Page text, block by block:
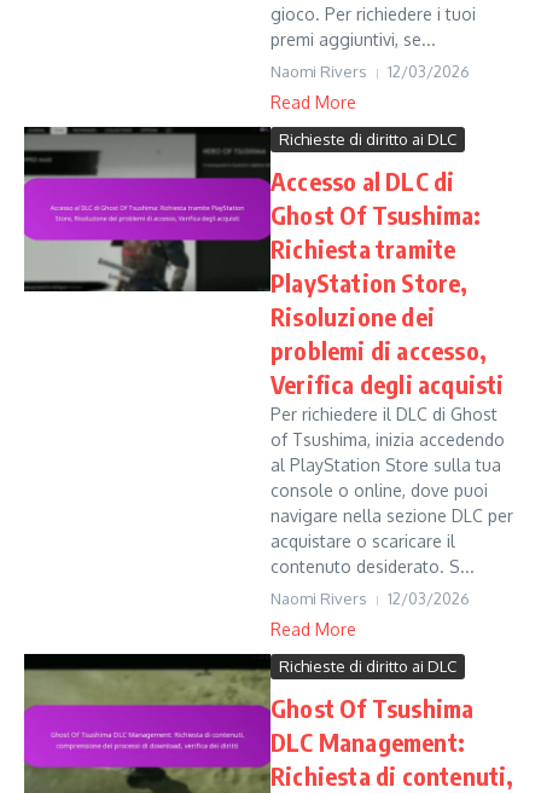
gioco. Per richiedere i tuoi
premi aggiuntivi, se...
Naomi Rivers 12/03/2026
Read More
Richieste di diritto ai DLC
Accesso al DLC di
Ghost Of Tsushima:
Richiesta tramite
PlayStation Store,
Risoluzione dei
problemi di accesso,
Verifica degli acquisti
Per richiedere il DLC di Ghost
of Tsushima, inizia accedendo
al PlayStation Store sulla tua
console o online, dove puoi
navigare nella sezione DLC per
acquistare o scaricare il
contenuto desiderato. S...
Naomi Rivers 12/03/2026
Read More
Richieste di diritto ai DLC
Ghost Of Tsushima
DLC Management:
Richiesta di contenuti,